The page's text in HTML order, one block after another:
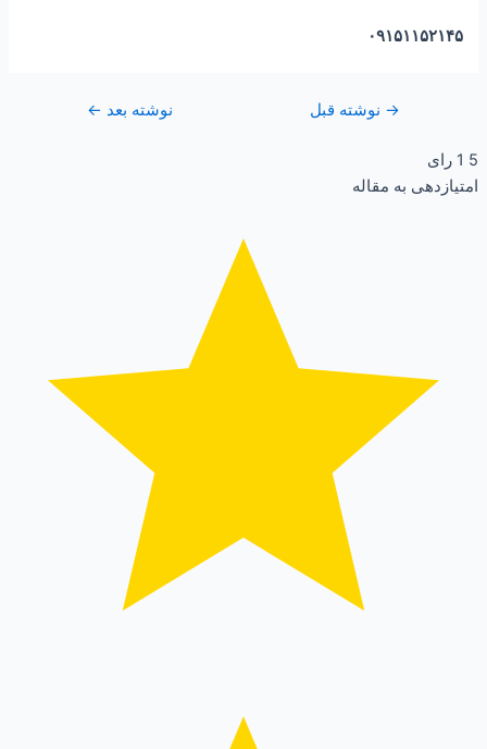
۰۹۱۵۱۱۵۲۱۴۵
→ نوشته قبل نوشته بعد ←
5
1 رای
امتیازدهی به مقاله